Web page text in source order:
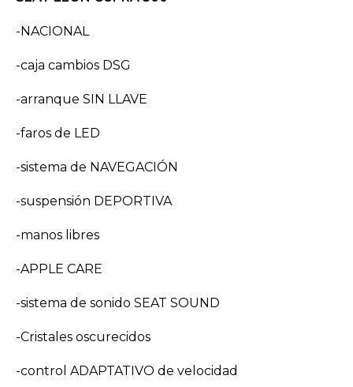
-NACIONAL
-caja cambios DSG
-arranque SIN LLAVE
-faros de LED
-sistema de NAVEGACIÓN
-suspensión DEPORTIVA
-manos libres
-APPLE CARE
-sistema de sonido SEAT SOUND
-Cristales oscurecidos
-control ADAPTATIVO de velocidad